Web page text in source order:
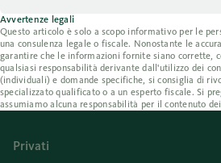
Avvertenze legali
Questo articolo è solo a scopo informativo per le
una consulenza legale o fiscale. Nonostante le
garantire che le informazioni fornite siano corrette,
qualsiasi responsabilità derivante dall'utilizzo dei
(individuali) e domande specifiche, si consiglia di
specializzato qualificato o a un esperto fiscale. Si
assumiamo alcuna responsabilità per il contenuto
Privati